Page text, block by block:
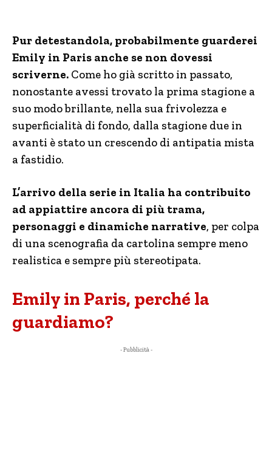
Pur detestandola, probabilmente guarderei
Emily in Paris anche se non dovessi
scriverne. Come ho già scritto in passato,
nonostante avessi trovato la prima stagione a
suo modo brillante, nella sua frivolezza e
superficialità di fondo, dalla stagione due in
avanti è stato un crescendo di antipatia mista
a fastidio.
L’arrivo della serie in Italia ha contribuito
ad appiattire ancora di più trama,
personaggi e dinamiche narrative, per colpa
di una scenografia da cartolina sempre meno
realistica e sempre più stereotipata.
Emily in Paris, perché la
guardiamo?
- Pubblicità -